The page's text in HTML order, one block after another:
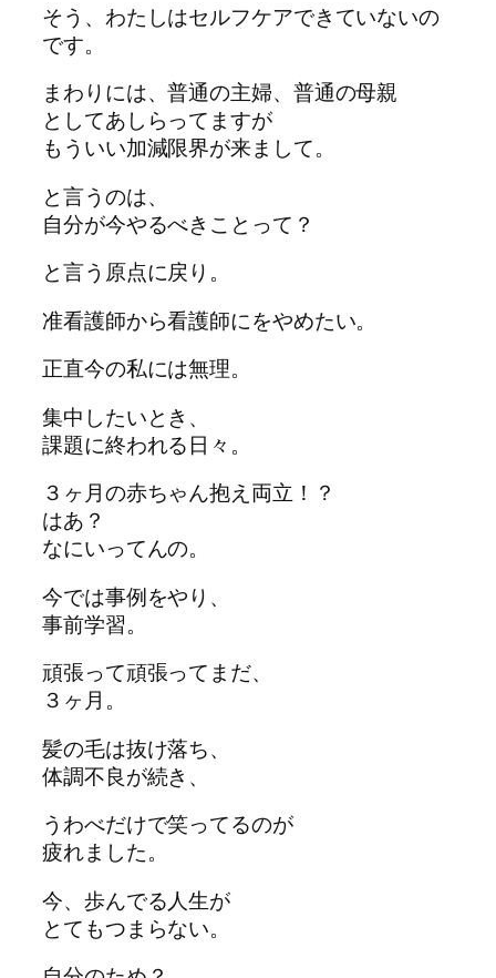
そう、わたしはセルフケアできていないの
です。
まわりには、普通の主婦、普通の母親
としてあしらってますが
もういい加減限界が来まして。
と言うのは、
自分が今やるべきことって？
と言う原点に戻り。
准看護師から看護師にをやめたい。
正直今の私には無理。
集中したいとき、
課題に終われる日々。
３ヶ月の赤ちゃん抱え両立！？
はあ？
なにいってんの。
今では事例をやり、
事前学習。
頑張って頑張ってまだ、
３ヶ月。
髪の毛は抜け落ち、
体調不良が続き、
うわべだけで笑ってるのが
疲れました。
今、歩んでる人生が
とてもつまらない。